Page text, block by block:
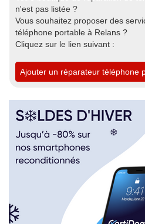
n'est pas listée ?
Vous souhaitez proposer des
téléphone portable à Relans ?
Cliquez sur le lien suivant :
Ajouter un réparateur téléphone